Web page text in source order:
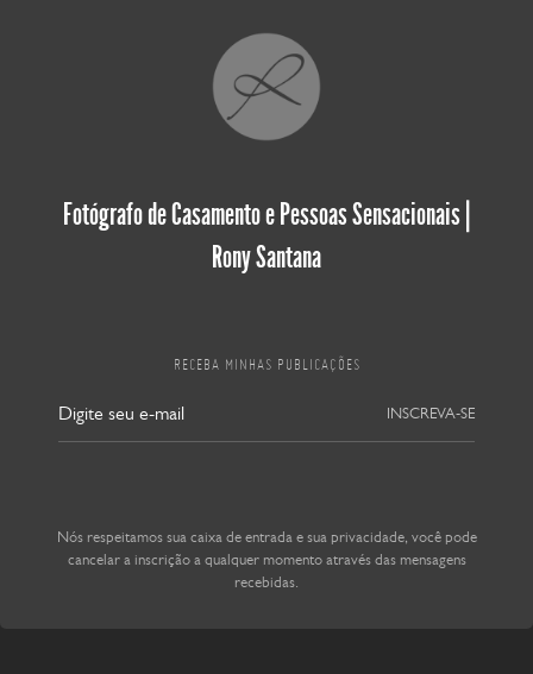
Fotógrafo de Casamento e Pessoas Sensacionais |
Rony Santana
RECEBA MINHAS PUBLICAÇÕES
INSCREVA-SE
Nós respeitamos sua caixa de entrada e sua privacidade, você pode
cancelar a inscrição a qualquer momento através das mensagens
recebidas.